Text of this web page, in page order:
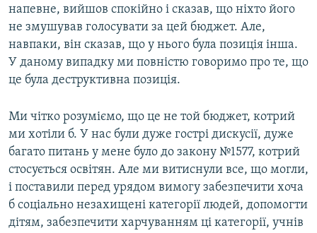
напевне, вийшов спокійно і сказав, що ніхто його
не змушував голосувати за цей бюджет. Але,
навпаки, він сказав, що у нього була позиція інша.
У даному випадку ми повністю говоримо про те, що
це була деструктивна позиція.
Ми чітко розуміємо, що це не той бюджет, котрий
ми хотіли б. У нас були дуже гострі дискусії, дуже
багато питань у мене було до закону №1577, котрий
стосується освітян. Але ми витиснули все, що могли,
і поставили перед урядом вимогу забезпечити хоча
б соціально незахищені категорії людей, допомогти
дітям, забезпечити харчуванням ці категорії, учнів